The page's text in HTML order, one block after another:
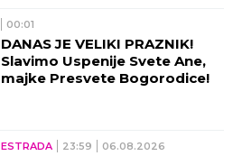
00:01
DANAS JE VELIKI PRAZNIK!
Slavimo Uspenije Svete Ane,
majke Presvete Bogorodice!
ESTRADA 23:59 06.08.2026